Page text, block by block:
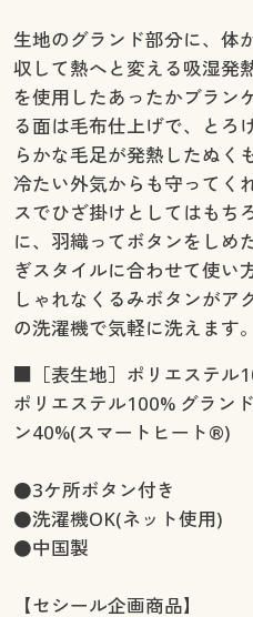
生地のグランド部分に、体
収して熱へと変える吸湿発
を使用したあったかブラン
る面は毛布仕上げで、とろ
らかな毛足が発熱したぬく
冷たい外気からも守ってく
スでひざ掛けとしてはもち
に、羽織ってボタンをしめ
ぎスタイルに合わせて使い
しゃれなくるみボタンがア
の洗濯機で気軽に洗えます。
■［表生地］ポリエステル
ポリエステル100% グラン
ン40%(スマートヒート®)
●3ケ所ボタン付き
●洗濯機OK(ネット使用)
●中国製
【セシール企画商品】